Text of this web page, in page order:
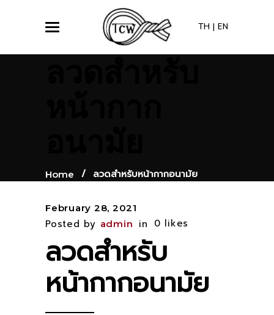
TH | EN
Home / ลวดสำหรับหน้ากากอนามัย
February 28, 2021
Posted by admin in 0 likes
ลวดสำหรับ
หน้ากากอนามัย